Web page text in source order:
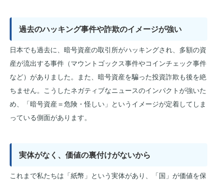
過去のハッキング事件や詐欺のイメージが強い
日本でも過去に、暗号資産の取引所がハッキングされ、多額の資
産が流出する事件（マウントゴックス事件やコインチェック事件
など）がありました。また、暗号資産を騙った投資詐欺も後を絶
ちません。こうしたネガティブなニュースのインパクトが強いた
め、「暗号資産＝危険・怪しい」というイメージが定着してしま
っている側面があります。
実体がなく、価値の裏付けがないから
これまで私たちは「紙幣」という実体があり、「国」が価値を保